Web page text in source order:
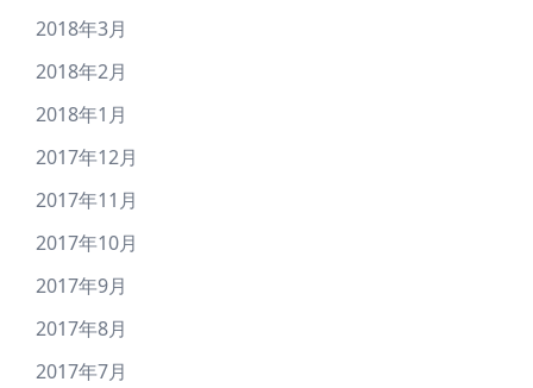
2018年3月
2018年2月
2018年1月
2017年12月
2017年11月
2017年10月
2017年9月
2017年8月
2017年7月